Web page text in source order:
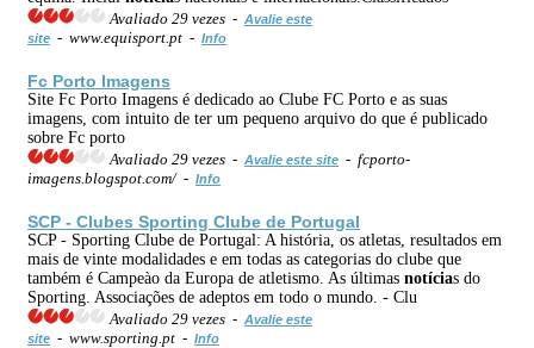
Avaliado 29 vezes - Avalie este
site - www.equisport.pt - Info
Fc Porto Imagens
Site Fc Porto Imagens é dedicado ao Clube FC Porto e as suas
imagens, com intuito de ter um pequeno arquivo do que é publicado
sobre Fc porto
Avaliado 29 vezes - Avalie este site - fcporto-
imagens.blogspot.com/ - Info
SCP - Clubes Sporting Clube de Portugal
SCP - Sporting Clube de Portugal: A história, os atletas, resultados em
mais de vinte modalidades e em todas as categorias do clube que
também é Campeào da Europa de atletismo. As últimas notícias do
Sporting. Associações de adeptos em todo o mundo. - Clu
Avaliado 29 vezes - Avalie este
site - www.sporting.pt - Info